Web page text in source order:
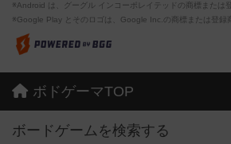
※Android は、グーグル インコーポレイテッドの商標または
※Google Play とそのロゴは、Google Inc.の商標または登録
ボドゲーマTOP
ボードゲームを検索する